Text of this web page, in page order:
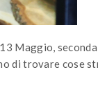
Maggio,
di trovare cose